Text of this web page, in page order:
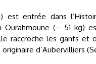
entrée dans
Ourahmoune (– 51 kg)
raccroche les gants
d’Aubervilliers